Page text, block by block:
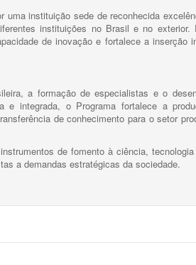
instituição sede de reconhecida
instituições no Brasil e no exterior.
de inovação e fortalece a inserção
a formação de especialistas e o
e integrada, o Programa fortalece a
de conhecimento para o setor
de fomento à ciência,
a demandas estratégicas da sociedade.